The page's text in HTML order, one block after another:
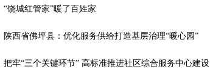
“饶城红管家”暖了百姓家
陕西省佛坪县：优化服务供给打造基层治理“暖心园”
把牢“三个关键环节” 高标准推进社区综合服务中心建设